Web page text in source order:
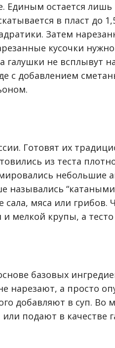
Единым остается
в пласт до
Затем
кусочки
галушки не всплывут
с добавлением
Готовят их
из теста
небольшие
мяса или грибов.
мелкой крупы, а
базовых
нарезают, а просто
добавляют в суп. Во
подают в качестве